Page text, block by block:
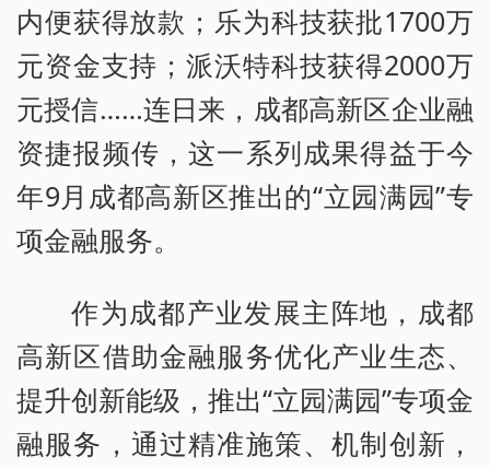
内便获得放款；乐为科技获批1700万
元资金支持；派沃特科技获得2000万
元授信……连日来，成都高新区企业融
资捷报频传，这一系列成果得益于今
年9月成都高新区推出的“立园满园”专
项金融服务。
作为成都产业发展主阵地，成都
高新区借助金融服务优化产业生态、
提升创新能级，推出“立园满园”专项金
融服务，通过精准施策、机制创新，